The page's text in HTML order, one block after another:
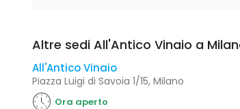
Altre sedi All'Antico Vinaio a
All'Antico Vinaio
Piazza Luigi di Savoia 1/15, Milano
Ora aperto